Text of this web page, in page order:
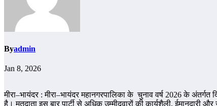
Byadmin
Jan 8, 2026
मीरा–भायंदर : मीरा–भायंदर महानगरपालिका के चुनाव वर्ष 2026 के
है। मतदाता इस बार पार्टी से अधिक उम्मीदवारों की कार्यशैली,